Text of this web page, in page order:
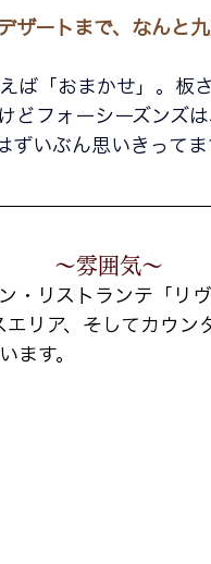
ザートまで、なんと
ば「おまかせ」 。 板
どフォーシーズンズ
いぶん思いきってま
〜雰囲気〜
・リストランテ「リ
リア、そしてカウ
ます。